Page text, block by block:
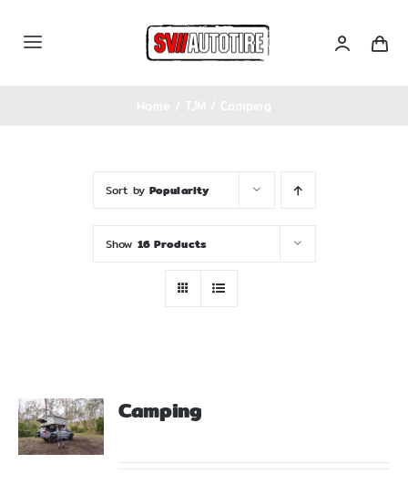
Toggle
ติดต่อเรา
สั่งซื้อสินค้า
Sort byPopularity
Show 16 Products
Camping